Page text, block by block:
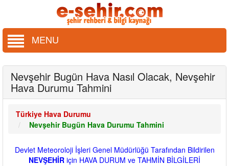
MENU
Nevşehir Bugün Hava Nasıl Olacak, Nevşehir
Hava Durumu Tahmini
Türkiye Hava Durumu
Nevşehir Bugün Hava Durumu Tahmini
Devlet Meteoroloji İşleri Genel Müdürlüğü Tarafından Bildirilen
NEVŞEHİR için HAVA DURUM ve TAHMİN BİLGİLERİ